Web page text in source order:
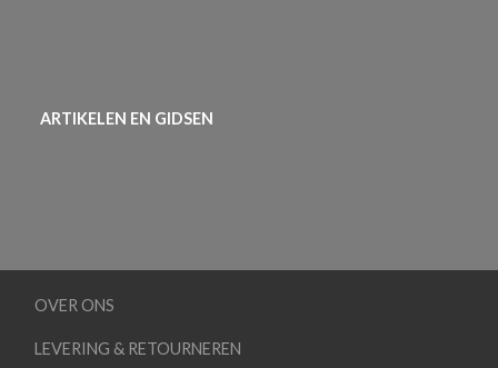
ARTIKELEN EN GIDSEN
OVER ONS
LEVERING & RETOURNEREN